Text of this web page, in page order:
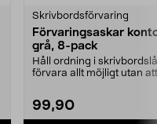
Skrivbordsförvaring
Förvaringsaskar
grå, 8-pack
Håll ordning i
förvara allt möjligt utan
99,90